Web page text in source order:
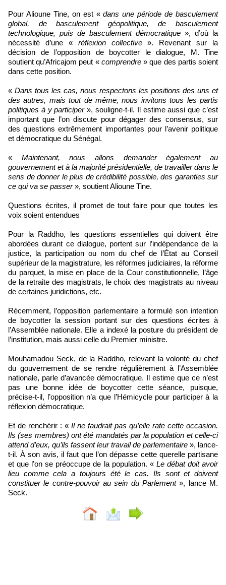
Pour Alioune Tine, on est «dans une période de basculement
global, de basculement géopolitique, de basculement
technologique, puis de basculement démocratique », d’où la
nécessité d’une « réflexion collective». Revenant sur la
décision de l’opposition de boycotter le dialogue, M. Tine
soutient qu’Africajom peut « comprendre» que des partis soient
dans cette position.
«Dans tous les cas, nous respectons les positions des uns et
des autres, mais tout de même, nous invitons tous les partis
politiques à y participer», souligne-t-il. Il estime aussi que c’est
important que l’on discute pour dégager des consensus, sur
des questions extrêmement importantes pour l’avenir politique
et démocratique du Sénégal.
« Maintenant, nous allons demander également au
gouvernement et à la majorité présidentielle, de travailler dans le
sens de donner le plus de crédibilité possible, des garanties sur
ce qui va se passer», soutient Alioune Tine.
Questions écrites, il promet de tout faire pour que toutes les
voix soient entendues
Pour la Raddho, les questions essentielles qui doivent être
abordées durant ce dialogue, portent sur l’indépendance de la
justice, la participation ou nom du chef de l’État au Conseil
supérieur de la magistrature, les réformes judiciaires, la réforme
du parquet, la mise en place de la Cour constitutionnelle, l’âge
de la retraite des magistrats, le choix des magistrats au niveau
de certaines juridictions, etc.
Récemment, l’opposition parlementaire a formulé son intention
de boycotter la session portant sur des questions écrites à
l’Assemblée nationale. Elle a indexé la posture du président de
l’institution, mais aussi celle du Premier ministre.
Mouhamadou Seck, de la Raddho, relevant la volonté du chef
du gouvernement de se rendre régulièrement à l’Assemblée
nationale, parle d’avancée démocratique. Il estime que ce n’est
pas une bonne idée de boycotter cette séance, puisque,
précise-t-il, l’opposition n’a que l’Hémicycle pour participer à la
réflexion démocratique.
Et de renchérir : « Il ne faudrait pas qu’elle rate cette occasion.
Ils (ses membres) ont été mandatés par la population et celle-ci
attend d’eux, qu’ils fassent leur travail de parlementaire », lance-
t-il. À son avis, il faut que l’on dépasse cette querelle partisane
et que l’on se préoccupe de la population. « Le débat doit avoir
lieu comme cela a toujours été le cas. Ils sont et doivent
constituer le contre-pouvoir au sein du Parlement», lance M.
Seck.